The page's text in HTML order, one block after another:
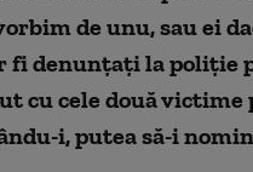
de unu, sau ei
fi denunțați la poliție
cu cele două
i, putea să-i